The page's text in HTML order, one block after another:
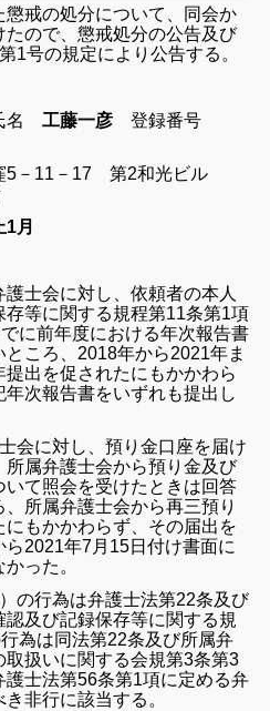
戒の処分について、同会か
たので、懲戒処分の公告及び
1号の規定により公告する。
名
工藤一彦登録番号
－11－17 第2和光ビル
月
護士会に対し、依頼者の本人
等に関する規程第11条第1項
に前年度における年次報告書
ころ、2018年から2021年ま
出を促されたにもかかわら
次報告書をいずれも提出し
会に対し、預り金口座を届け
属弁護士会から預り金及び
て照会を受けたときは回答
所属弁護士会から再三預り
もかかわらず、その届出を
2021年7月15日付け書面に
った。
の行為は弁護士法第22条及び
及び記録保存等に関する規
為は同法第22条及び所属弁
扱いに関する会規第3条第3
士法第56条第1項に定める弁
非行に該当する。